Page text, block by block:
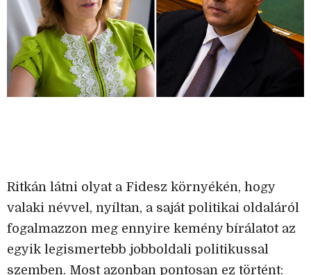
Ritkán látni olyat a Fidesz környékén, hogy
valaki névvel, nyíltan, a saját politikai oldaláról
fogalmazzon meg ennyire kemény bírálatot az
egyik legismertebb jobboldali politikussal
szemben. Most azonban pontosan ez történt: